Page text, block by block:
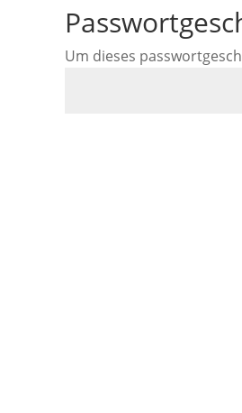
Um dieses